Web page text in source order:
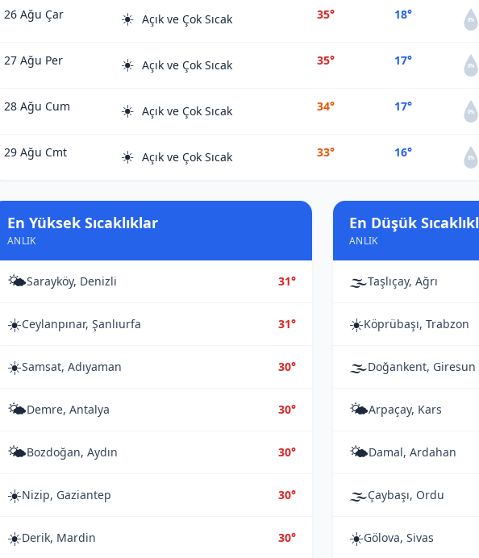
26 Ağu Çar ☀️ Açık ve Çok Sıcak 35° 18° 0%
27 Ağu Per ☀️ Açık ve Çok Sıcak 35° 17° 0%
28 Ağu Cum ☀️ Açık ve Çok Sıcak 34° 17° 0%
29 Ağu Cmt ☀️ Açık ve Çok Sıcak 33° 16° 0%
En Yüksek Sıcaklıklar
ANLIK
🌤️Sarayköy, Denizli 31°
☀️Ceylanpınar, Şanlıurfa 31°
☀️Samsat, Adıyaman 30°
🌤️Demre, Antalya 30°
🌤️Bozdoğan, Aydın 30°
☀️Nizip, Gaziantep 30°
☀️Derik, Mardin 30°
En Düşük
ANLIK
🌫️Taşlıçay, Ağrı
☀️Köprübaşı, Trabzon
🌫️Doğankent, Giresun
🌤️Arpaçay, Kars
🌤️Damal, Ardahan
🌫️Çaybaşı, Ordu
☀️Gölova, Sivas